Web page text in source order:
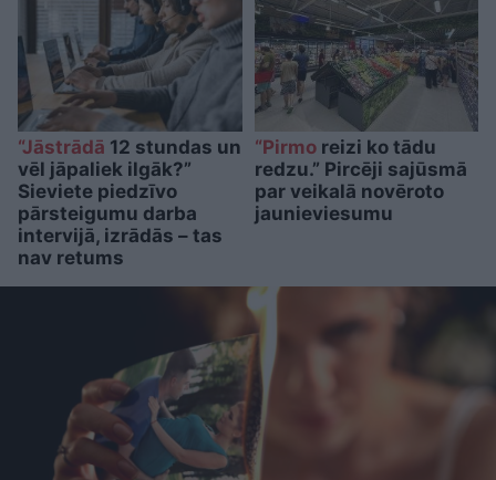
“Jāstrādā 12 stundas un
vēl jāpaliek ilgāk?”
Sieviete piedzīvo
pārsteigumu darba
intervijā, izrādās – tas
nav retums
“Pirmoreizi ko tādu
redzu.” Pircēji sajūsmā
par veikalā novēroto
jaunieviesumu